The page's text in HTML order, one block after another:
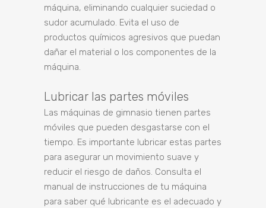
máquina, eliminando cualquier suciedad o
sudor acumulado. Evita el uso de
productos químicos agresivos que puedan
dañar el material o los componentes de la
máquina.
Lubricar las partes móviles
Las máquinas de gimnasio tienen partes
móviles que pueden desgastarse con el
tiempo. Es importante lubricar estas partes
para asegurar un movimiento suave y
reducir el riesgo de daños. Consulta el
manual de instrucciones de tu máquina
para saber qué lubricante es el adecuado y